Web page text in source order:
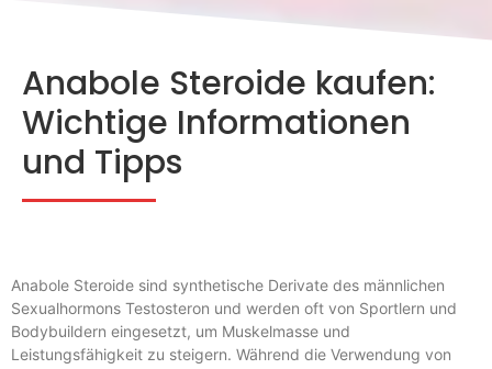
Anabole Steroide kaufen:
Wichtige Informationen
und Tipps
Anabole Steroide sind synthetische Derivate des männlichen
Sexualhormons Testosteron und werden oft von Sportlern und
Bodybuildern eingesetzt, um Muskelmasse und
Leistungsfähigkeit zu steigern. Während die Verwendung von